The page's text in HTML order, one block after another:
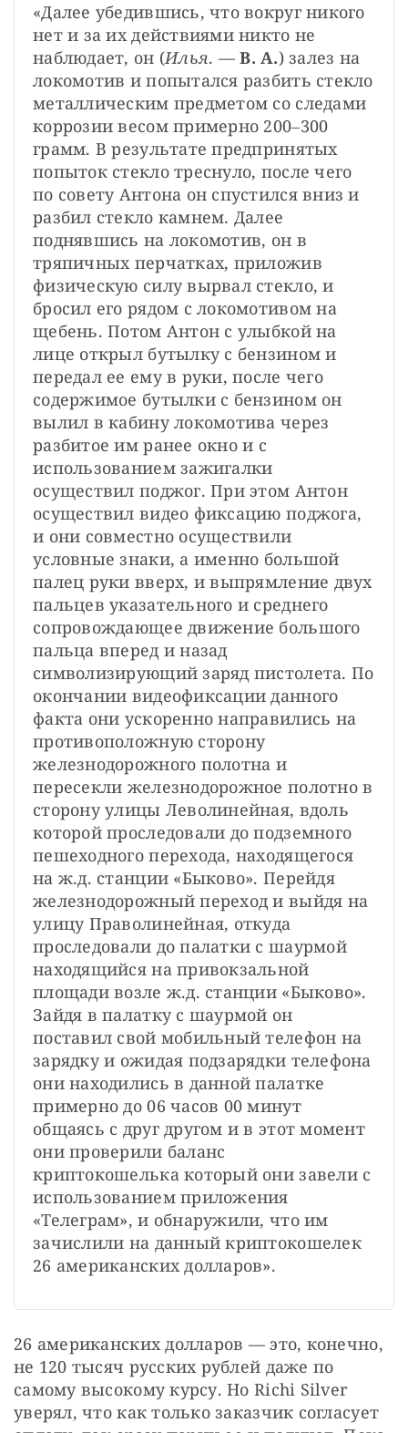
«Далее убедившись, что вокруг никого
нет и за их действиями никто не
наблюдает, он (Илья. — В. А.) залез на
локомотив и попытался разбить стекло
металлическим предметом со следами
коррозии весом примерно 200‒300
грамм. В результате предпринятых
попыток стекло треснуло, после чего
по совету Антона он спустился вниз и
разбил стекло камнем. Далее
поднявшись на локомотив, он в
тряпичных перчатках, приложив
физическую силу вырвал стекло, и
бросил его рядом с локомотивом на
щебень. Потом Антон с улыбкой на
лице открыл бутылку с бензином и
передал ее ему в руки, после чего
содержимое бутылки с бензином он
вылил в кабину локомотива через
разбитое им ранее окно и с
использованием зажигалки
осуществил поджог. При этом Антон
осуществил видео фиксацию поджога,
и они совместно осуществили
условные знаки, а именно большой
палец руки вверх, и выпрямление двух
пальцев указательного и среднего
сопровождающее движение большого
пальца вперед и назад
символизирующий заряд пистолета. По
окончании видеофиксации данного
факта они ускоренно направились на
противоположную сторону
железнодорожного полотна и
пересекли железнодорожное полотно в
сторону улицы Леволинейная, вдоль
которой проследовали до подземного
пешеходного перехода, находящегося
на ж.д. станции «Быково». Перейдя
железнодорожный переход и выйдя на
улицу Праволинейная, откуда
проследовали до палатки с шаурмой
находящийся на привокзальной
площади возле ж.д. станции «Быково».
Зайдя в палатку с шаурмой он
поставил свой мобильный телефон на
зарядку и ожидая подзарядки телефона
они находились в данной палатке
примерно до 06 часов 00 минут
общаясь с друг другом и в этот момент
они проверили баланс
криптокошелька который они завели с
использованием приложения
«Телеграм», и обнаружили, что им
зачислили на данный криптокошелек
26 американских долларов».
26 американских долларов — это, конечно,
не 120 тысяч русских рублей даже по
самому высокому курсу. Но Richi Silver
уверял, что как только заказчик согласует